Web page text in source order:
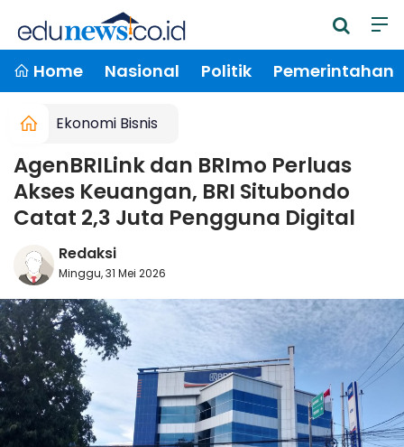
Home Nasional Politik Pemerintahan
Ekonomi Bisnis
AgenBRILink dan BRImo Perluas
Akses Keuangan, BRI Situbondo
Catat 2,3 Juta Pengguna Digital
Redaksi
Minggu, 31 Mei 2026